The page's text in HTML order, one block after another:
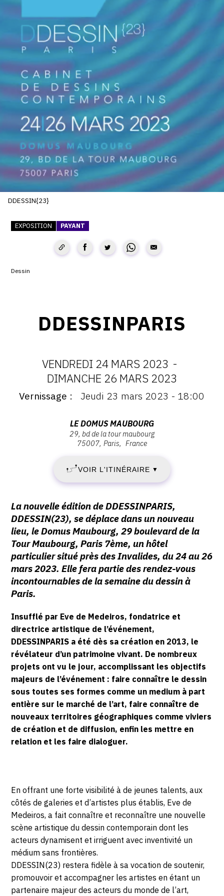
SERVICES
CRÉER SON CATALOGUE RAISONNÉ
ABONNEMENTS DÉDIÉS AUX GALERISTES
CRÉER SON SITE ARTISTE
CRÉER SON CATALOGUE D'EXPO
PUBLIER SES EXPOSITIONS
DEVENIR CONTRIBUTEUR
À PROPOS
À PROPOS D'OAM
CGU
SUIVEZ-NOUS
FACEBOOK
TWITTER
PINTEREST
DDESSIN{23}
EXPOSITION PAYANT
Dessin
DDESSINPARIS
DATES
:
VENDREDI
24
MARS
2023
-
DIMANCHE
26
MARS
VENDREDI 24 MARS 2023 -
DIMANCHE 26 MARS 2023
Vernissage
Vernissage Jeudi 23 mars 2023 - 18:00
bd
de
la
Tour
Maubourg,
75007
Paris
LE DOMUS MAUBOURG
29, bd de la tour maubourg
75007 Paris France
VOIR L'ITINÉRAIRE ▼
Description,
horaires...
La nouvelle édition de DDESSINPARIS,
DDESSIN(23), se déplace dans un nouveau
lieu, le Domus Maubourg, 29 boulevard de la
Tour Maubourg, Paris 7ème, un hôtel
particulier situé près des Invalides, du 24 au 26
mars 2023. Elle fera partie des rendez-vous
incontournables de la semaine du dessin à
Paris.
Insufflé par Eve de Medeiros, fondatrice et
directrice artistique de l’événement,
DDESSINPARIS a été dès sa création en 2013, le
révélateur d’un patrimoine vivant. De nombreux
projets ont vu le jour, accomplissant les objectifs
majeurs de l’événement : faire connaître le dessin
sous toutes ses formes comme un medium à part
entière sur le marché de l’art, faire connaître de
nouveaux territoires géographiques comme viviers
de création et de diffusion, enfin les mettre en
relation et les faire dialoguer.
En offrant une forte visibilité à de jeunes talents, aux
côtés de galeries et d’artistes plus établis, Eve de
Medeiros, a fait connaître et reconnaître une nouvelle
scène artistique du dessin contemporain dont les
acteurs dynamisent et irriguent avec inventivité un
médium sans frontières.
DDESSIN(23) restera fidèle à sa vocation de soutenir,
promouvoir et accompagner les artistes en étant un
partenaire majeur des acteurs du monde de l’art,